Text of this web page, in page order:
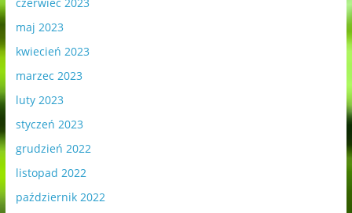
czerwiec 2023
maj 2023
kwiecień 2023
marzec 2023
luty 2023
styczeń 2023
grudzień 2022
listopad 2022
październik 2022